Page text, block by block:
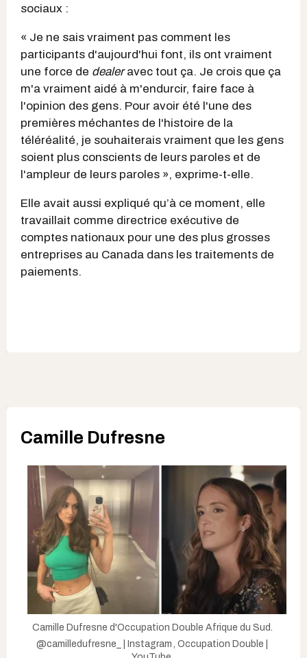
sociaux :
« Je ne sais vraiment pas comment les
participants d'aujourd'hui font, ils ont vraiment
une force de dealeravec tout ça. Je crois que ça
m'a vraiment aidé à m'endurcir, faire face à
l'opinion des gens. Pour avoir été l'une des
premières méchantes de l'histoire de la
téléréalité, je souhaiterais vraiment que les gens
soient plus conscients de leurs paroles et de
l'ampleur de leurs paroles », exprime-t-elle.
Elle avait aussi expliqué qu’à ce moment, elle
travaillait comme directrice exécutive de
comptes nationaux pour une des plus grosses
entreprises au Canada dans les traitements de
paiements.
Camille Dufresne
Camille Dufresne d'Occupation Double Afrique du Sud.
@camilledufresne_ | Instagram , Occupation Double |